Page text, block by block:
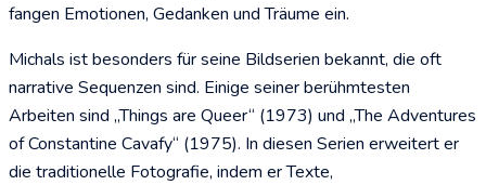
fangen Emotionen, Gedanken und Träume ein.
Michals ist besonders für seine Bildserien bekannt, die oft
narrative Sequenzen sind. Einige seiner berühmtesten
Arbeiten sind „Things are Queer“ (1973) und „The Adventures
of Constantine Cavafy“ (1975). In diesen Serien erweitert er
die traditionelle Fotografie, indem er Texte,